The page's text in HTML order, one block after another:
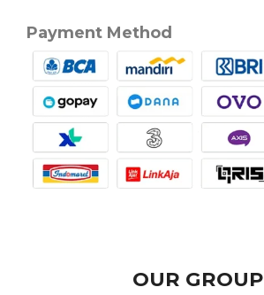
Payment Method
OUR GROUP